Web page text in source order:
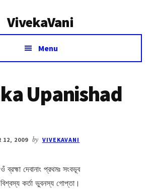
VivekaVani
Menu
Upanishad
12, 2009 by VIVEKAVANI
ওঁ ব্রহ্মা দেবানাং প্রথমঃ সংবভূব
বিশ্বস্য কর্তা ভুবনস্য গোপ্তা।